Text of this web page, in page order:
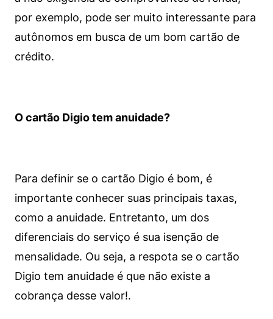
por exemplo, pode ser muito interessante para
autônomos em busca de um bom cartão de
crédito.
O cartão Digio tem anuidade?
Para definir se o cartão Digio é bom, é
importante conhecer suas principais taxas,
como a anuidade. Entretanto, um dos
diferenciais do serviço é sua isenção de
mensalidade. Ou seja, a respota se o cartão
Digio tem anuidade é que não existe a
cobrança desse valor!.